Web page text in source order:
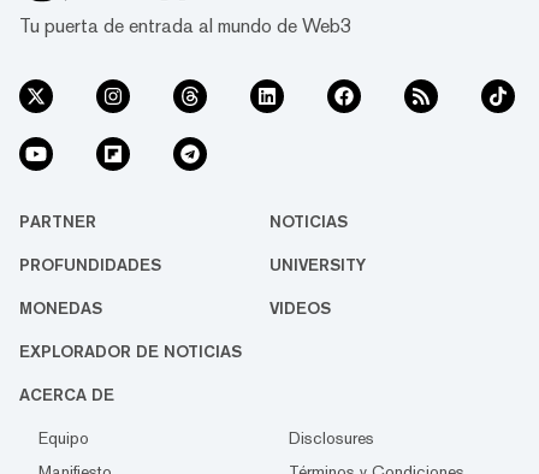
Tu puerta de entrada al mundo de Web3
PARTNER NOTICIAS
PROFUNDIDADES UNIVERSITY
MONEDAS VIDEOS
EXPLORADOR DE NOTICIAS
ACERCA DE
Equipo
Disclosures